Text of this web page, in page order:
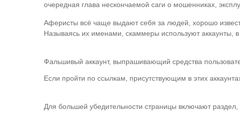
очередная глава нескончаемой саги о мошенниках,
Аферисты всё чаще выдают себя за людей, хорошо
Называясь их именами, скаммеры используют аккаунты, в
Фальшивый аккаунт, выпрашивающий средства
Если пройти по ссылкам, присутствующим в этих
Для большей убедительности страницы включают